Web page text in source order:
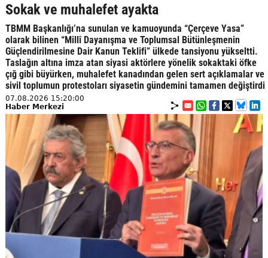
Sokak ve muhalefet ayakta
TBMM Başkanlığı’na sunulan ve kamuoyunda “Çerçeve Yasa”
olarak bilinen “Millî Dayanışma ve Toplumsal Bütünleşmenin
Güçlendirilmesine Dair Kanun Teklifi” ülkede tansiyonu yükseltti.
Taslağın altına imza atan siyasi aktörlere yönelik sokaktaki öfke
çığ gibi büyürken, muhalefet kanadından gelen sert açıklamalar ve
sivil toplumun protestoları siyasetin gündemini tamamen değiştirdi
07.08.2026 15:20:00
Haber Merkezi